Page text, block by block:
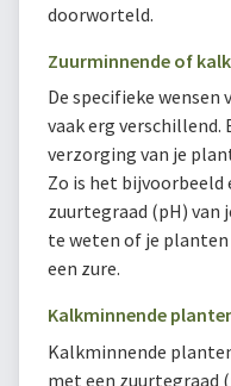
doorworteld.
Zuurminnende of
De specifieke
vaak erg verschillend.
verzorging van je
Zo is het bijvoorbeeld
zuurtegraad (pH) van
te weten of je
een zure.
Kalkminnende
Kalkminnende
met een zuurtegraad